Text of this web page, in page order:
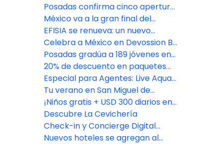
Posadas confirma cinco aperturas
premium en México: Isla Mujeres,
Riviera Maya y CDMX
México va a la gran final del
Bocuse d'Or 2027, con jurado de
Fiesta Americana Travelty
EFISIA se renueva: un nuevo
refugio mediterráneo en Fiesta
Americana Riviera Nayarit
Celebra a México en Devossion By
Live Aqua
Posadas gradúa a 189 jóvenes en
su programa de empoderamiento
educativo
20% de descuento en paquetes
vacacionales con Fiesta
Americana Travelty Collection
Especial para Agentes: Live Aqua
San Miguel de Allende
Tu verano en San Miguel de
Allende comienza aquí
¡Niños gratis + USD 300 diarios en
Resort Credit en Grand Fiesta
Americana Los Cabos!
Descubre La Cevichería
Check-in y Concierge Digital
impulsado por Agentforce
Nuevos hoteles se agregan al